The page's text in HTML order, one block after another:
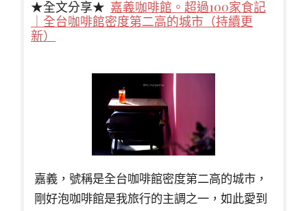
★全文分享★ 嘉義咖啡館。超過100家食記
｜全台咖啡館密度第二高的城市（持續更
新）
嘉義，號稱是全台咖啡館密度第二高的城市，
剛好泡咖啡館是我旅行的主調之一，如此愛到